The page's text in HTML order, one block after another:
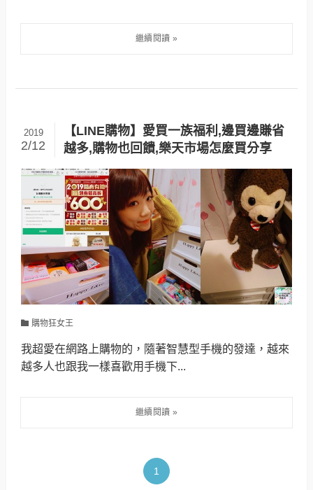
【LINE購物】愛買一族福利,邊買邊賺省
越多,購物也回饋,樂天市場怎麼買分享
2019
2/12
購物狂女王
我超愛在網路上購物的，隨著智慧型手機的發達，越來
越多人也跟我一樣喜歡用手機下...
1